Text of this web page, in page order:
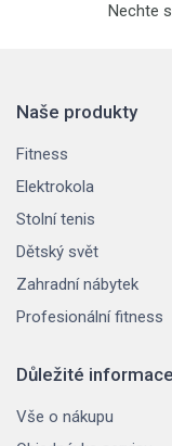
Nechte
Naše produkty
Fitness
Elektrokola
Stolní tenis
Dětský svět
Zahradní nábytek
Profesionální fitness
Důležité informace
Vše o nákupu